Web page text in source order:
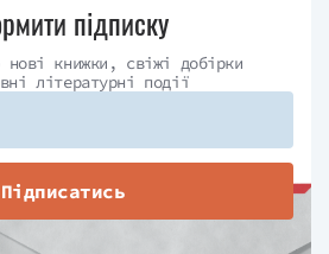
підписку
нові книжки, свіжі добірки
літературні події
Підписатись